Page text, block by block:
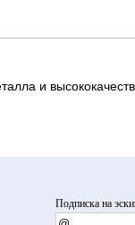
и
Подписка на